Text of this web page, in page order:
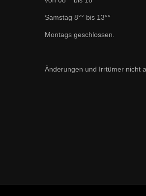
Samstag 8°° bis 13°°
Montags geschlossen.
Änderungen und Irrtümer nicht